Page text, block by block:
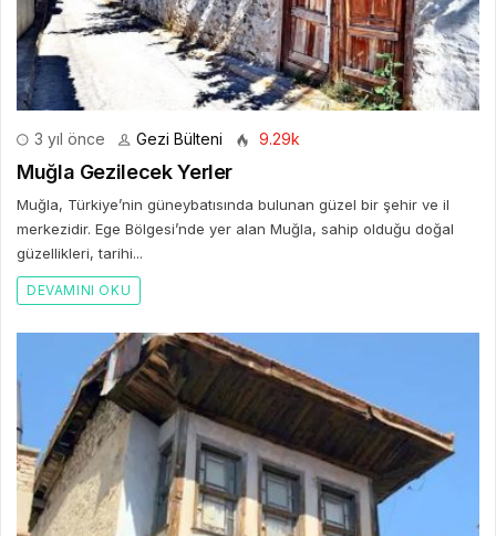
3 yıl önce Gezi Bülteni 9.29k
Muğla Gezilecek Yerler
Muğla, Türkiye’nin güneybatısında bulunan güzel bir şehir ve il
merkezidir. Ege Bölgesi’nde yer alan Muğla, sahip olduğu doğal
güzellikleri, tarihi...
DEVAMINI OKU